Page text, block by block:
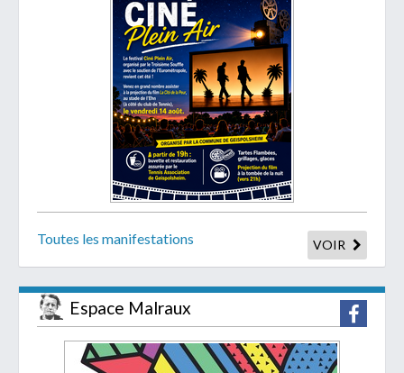
Toutes les manifestations VOIR
Espace Malraux